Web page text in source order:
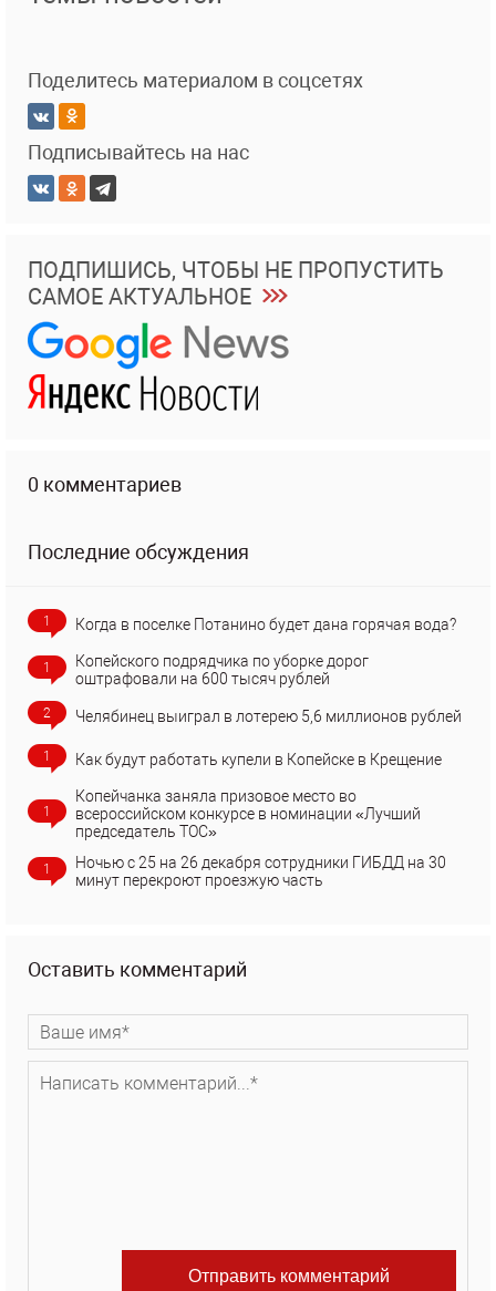
Поделитесь материалом в соцсетях
Подписывайтесь на нас
ПОДПИШИСЬ, ЧТОБЫ НЕ ПРОПУСТИТЬ
САМОЕ АКТУАЛЬНОЕ
0 комментариев
Последние обсуждения
1 Когда в поселке Потанино будет дана горячая вода?
1
Копейского подрядчика по уборке дорог
оштрафовали на 600 тысяч рублей
2 Челябинец выиграл в лотерею 5,6 миллионов рублей
1 Как будут работать купели в Копейске в Крещение
1
Копейчанка заняла призовое место во
всероссийском конкурсе в номинации «Лучший
председатель ТОС»
1
Ночью с 25 на 26 декабря сотрудники ГИБДД на 30
минут перекроют проезжую часть
Оставить комментарий